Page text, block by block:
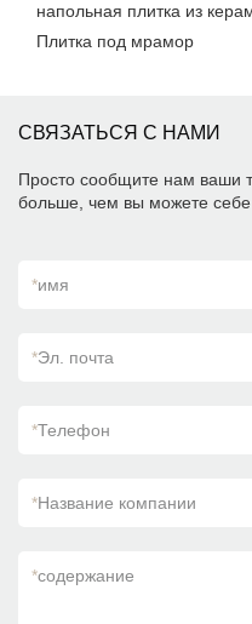
напольная плитка из
Плитка под мрамор
СВЯЗАТЬСЯ С НАМИ
Просто сообщите нам ваши
больше, чем вы можете себе
*имя
*Эл. почта
*Телефон
*Название компании
*содержание